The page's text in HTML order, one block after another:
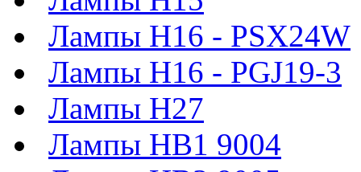
Лампы H16 - PSX24W
Лампы H16 - PGJ19-3
Лампы H27
Лампы HB1 9004